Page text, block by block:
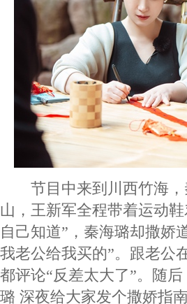
节目中来到川西竹海，
山，王新军全程带着运动
自己知道”，秦海璐却撒娇
我老公给我买的”。跟老公
都评论“反差太大了”。随
璐 深夜给大家发个撒娇指